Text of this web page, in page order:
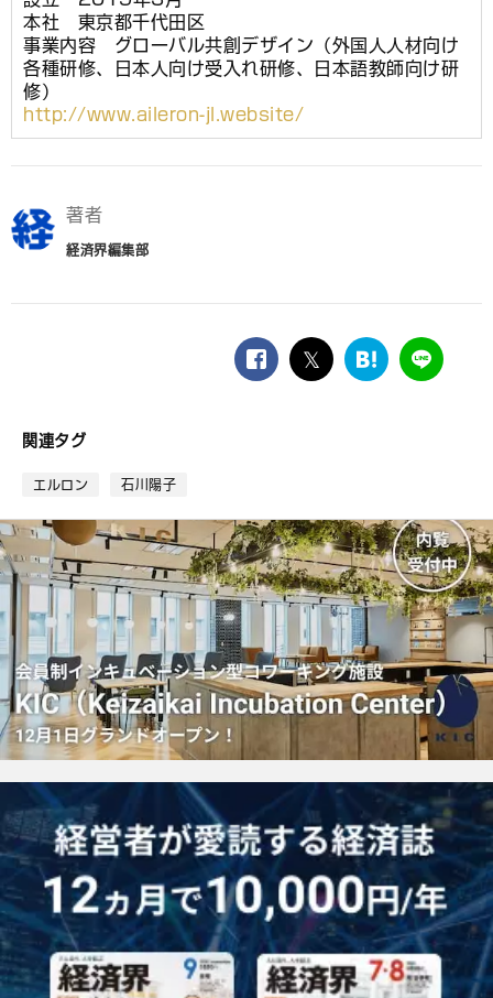
本社 東京都千代田区
事業内容 グローバル共創デザイン（外国人人材向け
各種研修、日本人向け受入れ研修、日本語教師向け研
修）
http://www.aileron-jl.website/
著者
経済界編集部
facebook
twitter
は
ー
ク
LINE
関連タグ
エルロン 石川陽子